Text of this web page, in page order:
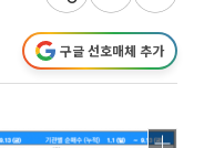
구글 선호매체 추가